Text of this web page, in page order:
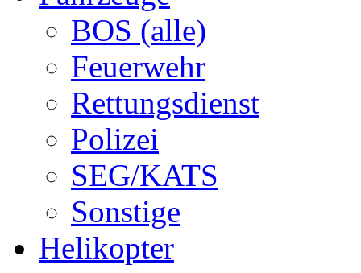
BOS (alle)
Feuerwehr
Rettungsdienst
Polizei
SEG/KATS
Sonstige
Helikopter